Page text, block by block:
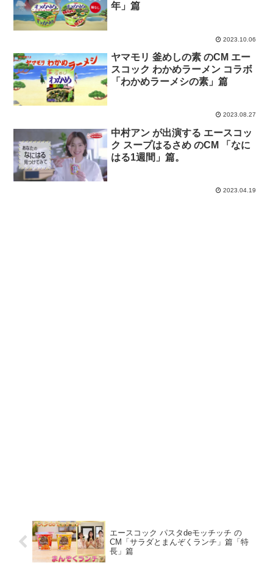
年」篇
2023.10.06
ヤマモリ 釜めしの素 のCM エー
スコック わかめラーメン コラボ
「わかめラーメシの素」篇
2023.08.27
中村アン が出演する エースコッ
ク スープはるさめ のCM 「なに
はる1週間」篇。
2023.04.19
エースコック パスタdeモッチッチ の
CM「サラダとまんぞくランチ」篇「特
長」篇